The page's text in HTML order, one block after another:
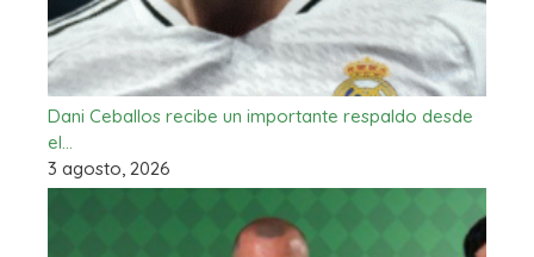
Dani Ceballos recibe un importante respaldo desde
el…
3 agosto, 2026